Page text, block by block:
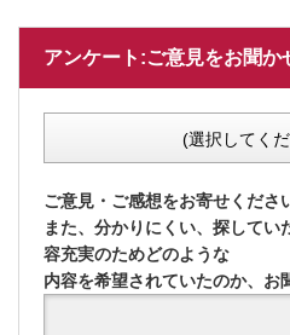
アンケート:ご意見をお聞か
(選択してく
ご意見・ご感想をお寄せくださ
また、分かりにくい、探してい
容充実のためどのような
内容を希望されていたのか、お